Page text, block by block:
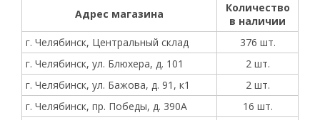
Адрес магазина
Количество
в наличии
г. Челябинск, Центральный склад
376 шт.
г. Челябинск, ул. Блюхера, д. 101
2 шт.
г. Челябинск, ул. Бажова, д. 91, к1
2 шт.
г. Челябинск, пр. Победы, д. 390А
16 шт.